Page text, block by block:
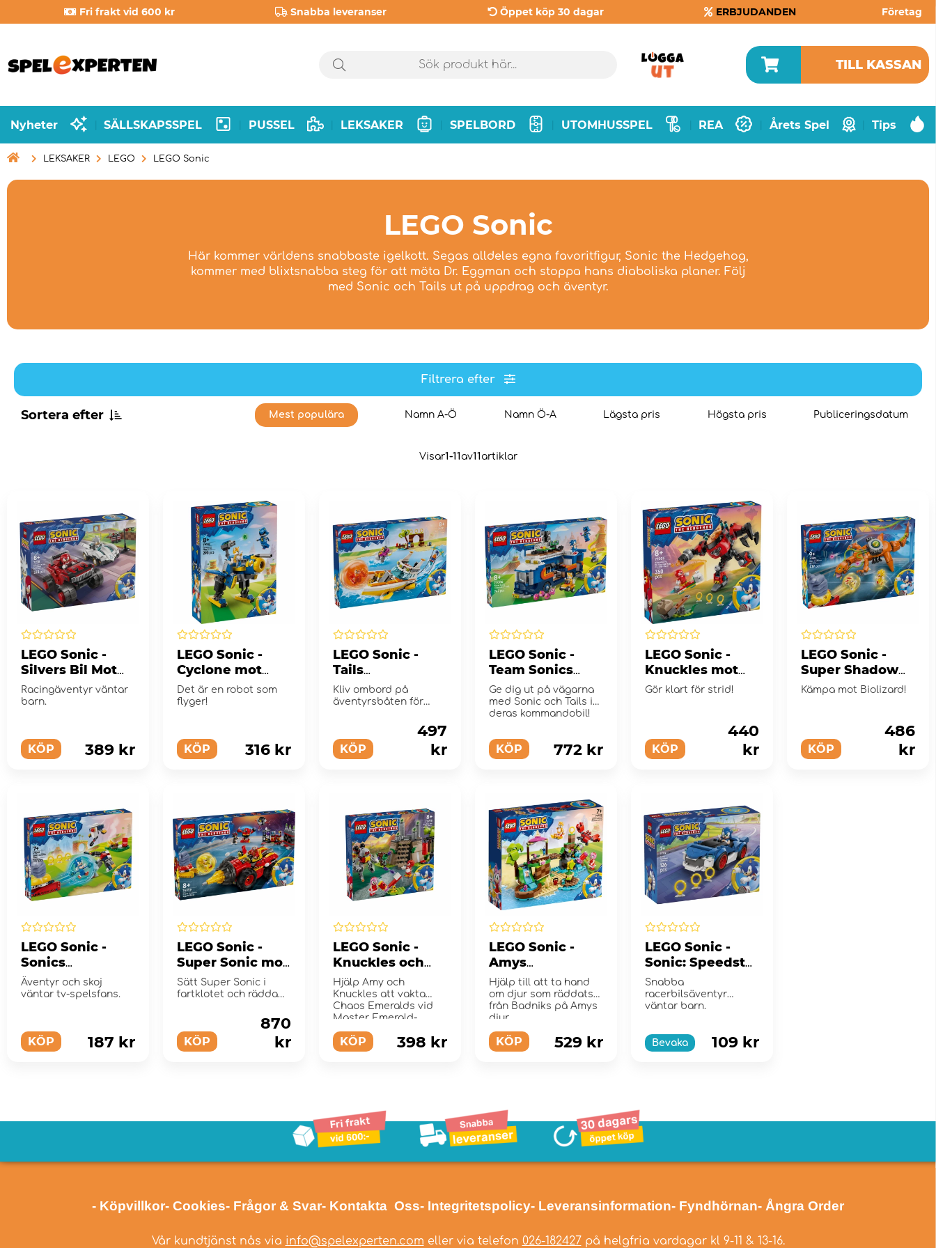
Fri frakt vid 600 kr Snabba leveranser Öppet köp 30 dagar ERBJUDANDEN Företag
TILL KASSAN
Nyheter SÄLLSKAPSSPEL PUSSEL LEKSAKER SPELBORD UTOMHUSSPEL REA Årets Spel Tips
 LEKSAKER LEGO LEGO Sonic
LEGO Sonic
Här kommer världens snabbaste igelkott. Segas alldeles egna favoritfigur, Sonic the Hedgehog,
kommer med blixtsnabba steg för att möta Dr. Eggman och stoppa hans diaboliska planer. Följ
med Sonic och Tails ut på uppdrag och äventyr.
Filtrera efter
Sortera efter Mest populära Namn A-Ö Namn Ö-A Lägsta pris Högsta pris Publiceringsdatum
Visar1-11 av11 artiklar
LEGO Sonic -
Silvers Bil Mot
Knuckles
Monstertruck
Racingäventyr väntar
barn.
KÖP 389 kr
LEGO Sonic -
Cyclone mot
Metal Sonic
Det är en robot som
flyger!
KÖP 316 kr
LEGO Sonic -
Tails
äventyrsbåt
Kliv ombord på
äventyrsbåten för
KÖP
497
kr
LEGO Sonic -
Team Sonics
kommandobil
Ge dig ut på vägarna
med Sonic och Tails i
deras kommandobil!
KÖP 772 kr
LEGO Sonic -
Knuckles mot
Dr. Eggmans
Gör klart för strid!
KÖP
440
kr
LEGO Sonic -
Super Shadow
mot Biolizard
Kämpa mot Biolizard!
KÖP
486
kr
LEGO Sonic -
Sonics
lägereldsstrid
Äventyr och skoj
väntar tv-spelsfans.
KÖP 187 kr
LEGO Sonic -
Super Sonic mot
Egg Drillster
Sätt Super Sonic i
fartklotet och rädda
KÖP
870
kr
LEGO Sonic -
Knuckles och
Master Emerald-
helgedomen
Hjälp Amy och
Knuckles att vakta
Chaos Emeralds vid
Master Emerald-
helgedomen p...
KÖP 398 kr
LEGO Sonic -
Amys
djurräddningsö
Hjälp till att ta hand
om djur som räddats
från Badniks på Amys
djur...
KÖP 529 kr
LEGO Sonic -
Sonic: Speedster
Lightning
Snabba
racerbilsäventyr
väntar barn.
Bevaka 109 kr
- Köpvillkor- Cookies- Frågor & Svar- Kontakta Oss- Integritetspolicy- Leveransinformation- Fyndhörnan- Ångra Order
Vår kundtjänst nås via info@spelexperten.com eller via telefon 026-182427 på helgfria vardagar kl 9-11 & 13-16.